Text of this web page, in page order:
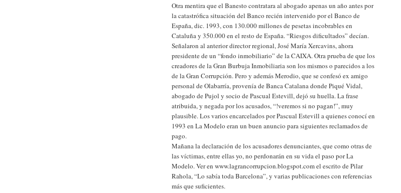
Otra mentira que el Banesto contratara al abogado apenas un año antes por
la catastrófica situación del Banco recién intervenido por el Banco de
España, dic. 1993, con 130.000 millones de pesetas incobrables en
Cataluña y 350.000 en el resto de España. “Riesgos dificultados” decían.
Señalaron al anterior director regional, José María Xercavins, ahora
presidente de un “fondo inmobiliario” de la CAIXA. Otra prueba de que los
creadores de la Gran Burbuja Inmobiliaria son los mismos o parecidos a los
de la Gran Corrupción. Pero y además Merodio, que se confesó ex amigo
personal de Olabarría, provenía de Banca Catalana donde Piqué Vidal,
abogado de Pujol y socio de Pascual Estevill, dejó su huella. La frase
atribuida, y negada por los acusados, “!veremos si no pagan!”, muy
plausible. Los varios encarcelados por Pascual Estevill a quienes conocí en
1993 en La Modelo eran un buen anuncio para siguientes reclamados de
pago.
Mañana la declaración de los acusadores denunciantes, que como otras de
las víctimas, entre ellas yo, no perdonarán en su vida el paso por La
Modelo. Ver en www.lagrancorrupcion.blogspot.com el escrito de Pilar
Rahola, “Lo sabía toda Barcelona”, y varias publicaciones con referencias
más que suficientes.